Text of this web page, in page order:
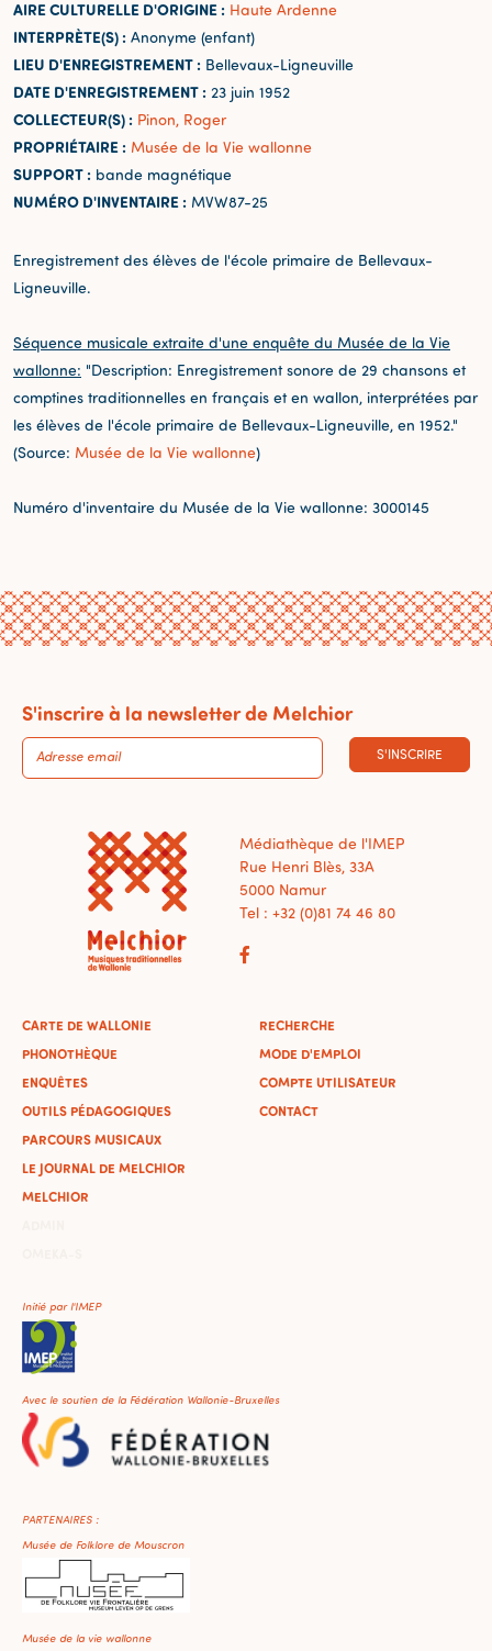
AIRE CULTURELLE D'ORIGINE : Haute Ardenne
INTERPRÈTE(S) : Anonyme (enfant)
LIEU D'ENREGISTREMENT : Bellevaux-Ligneuville
DATE D'ENREGISTREMENT : 23 juin 1952
COLLECTEUR(S) : Pinon, Roger
PROPRIÉTAIRE : Musée de la Vie wallonne
SUPPORT : bande magnétique
NUMÉRO D'INVENTAIRE : MVW87-25
Enregistrement des élèves de l'école primaire de Bellevaux-
Ligneuville.
Séquence musicale extraite d'une enquête du Musée de la Vie
wallonne: "Description: Enregistrement sonore de 29 chansons et
comptines traditionnelles en français et en wallon, interprétées par
les élèves de l'école primaire de Bellevaux-Ligneuville, en 1952."
(Source: Musée de la Vie wallonne)
Numéro d'inventaire du Musée de la Vie wallonne: 3000145
S'inscrire à la newsletter de Melchior
S'INSCRIRE
Médiathèque de l'IMEP
Rue Henri Blès, 33A
5000 Namur
Tel : +32 (0)81 74 46 80
CARTE DE WALLONIE
PHONOTHÈQUE
ENQUÊTES
OUTILS PÉDAGOGIQUES
PARCOURS MUSICAUX
LE JOURNAL DE MELCHIOR
MELCHIOR
RECHERCHE
MODE D'EMPLOI
COMPTE UTILISATEUR
CONTACT
Initié par l'IMEP
Avec le soutien de la Fédération Wallonie-Bruxelles
PARTENAIRES :
Musée de Folklore de Mouscron
Musée de la vie wallonne